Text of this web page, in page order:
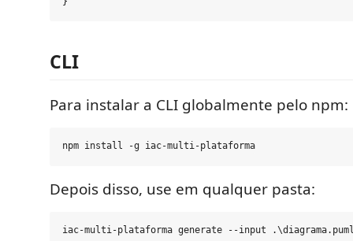
CLI
Para instalar a CLI globalmente pelo npm:
Depois disso, use em qualquer pasta: